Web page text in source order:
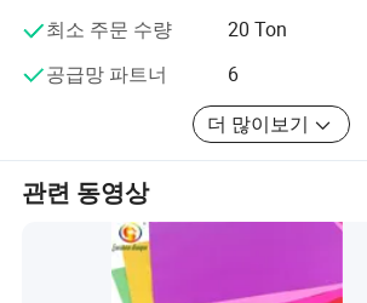
우리는 품질과 고객의 우선 순위를 정해
리의 강점에 대해 확신하며, 보다 밝은 미
보다 깊은 고객 파트너십을 위해 노력합
최소 주문 수량
20 Ton
공급망 파트너
6
더 많이보기
관련 동영상